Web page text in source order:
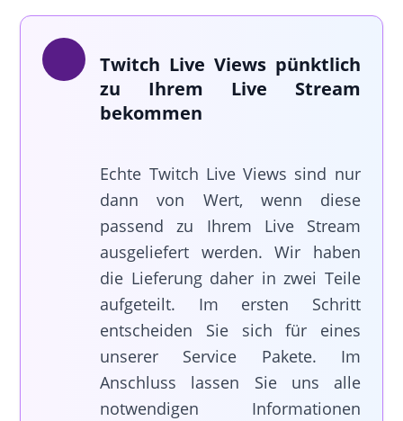
Twitch Live Views pünktlich
zu Ihrem Live Stream
bekommen
Echte Twitch Live Views sind nur
dann von Wert, wenn diese
passend zu Ihrem Live Stream
ausgeliefert werden. Wir haben
die Lieferung daher in zwei Teile
aufgeteilt. Im ersten Schritt
entscheiden Sie sich für eines
unserer Service Pakete. Im
Anschluss lassen Sie uns alle
notwendigen Informationen